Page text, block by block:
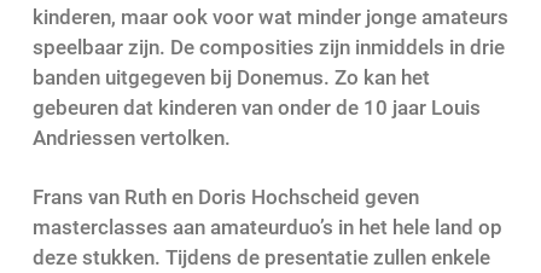
kinderen, maar ook voor wat minder jonge amateurs
speelbaar zijn. De composities zijn inmiddels in drie
banden uitgegeven bij Donemus. Zo kan het
gebeuren dat kinderen van onder de 10 jaar Louis
Andriessen vertolken.
Frans van Ruth en Doris Hochscheid geven
masterclasses aan amateurduo’s in het hele land op
deze stukken. Tijdens de presentatie zullen enkele